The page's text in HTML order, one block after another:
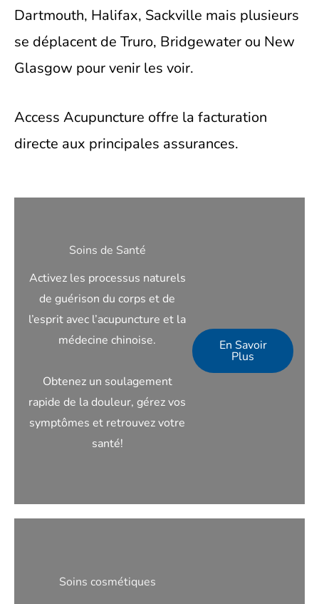
Dartmouth, Halifax, Sackville mais plusieurs
se déplacent de Truro, Bridgewater ou New
Glasgow pour venir les voir.
Access Acupuncture offre la facturation
directe aux principales assurances.
Soins de Santé
Activez les processus naturels
de guérison du corps et de
l’esprit avec l’acupuncture et la
médecine chinoise.
Obtenez un soulagement
rapide de la douleur, gérez vos
symptômes et retrouvez votre
santé!
En Savoir
Plus
Soins cosmétiques